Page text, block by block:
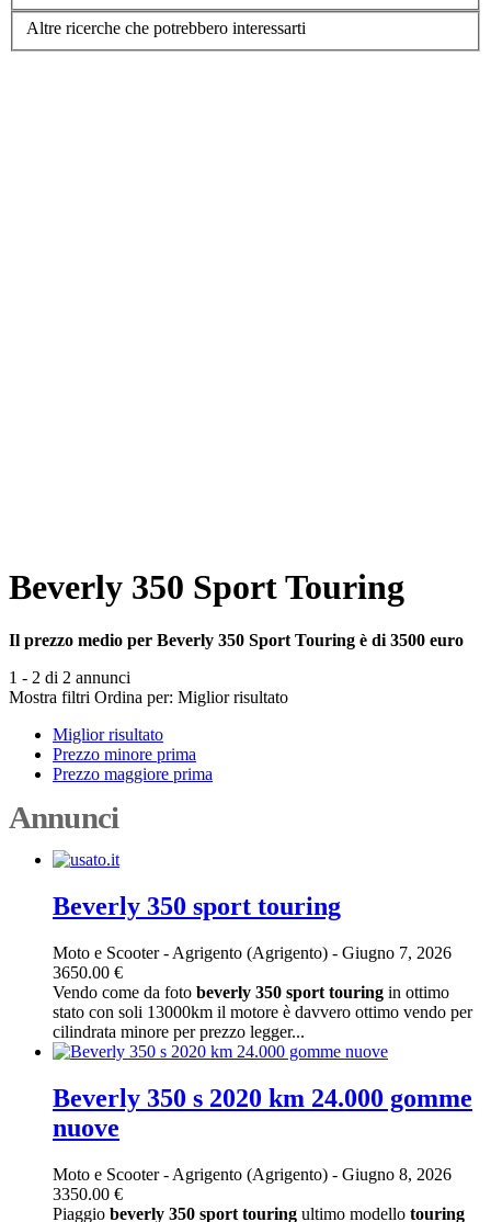
Altre ricerche che potrebbero interessarti
Beverly 350 Sport Touring
Il prezzo medio per Beverly 350 Sport Touring è di 3500 euro
1 - 2 di 2 annunci
Mostra filtri Ordina per: Miglior risultato
Miglior risultato
Prezzo minore prima
Prezzo maggiore prima
Annunci
Beverly 350 sport touring
Moto e Scooter- Agrigento (Agrigento) - Giugno 7, 2026
3650.00 €
Vendo come da foto beverly 350 sport touring in ottimo
stato con soli 13000km il motore è davvero ottimo vendo per
cilindrata minore per prezzo legger...
Beverly 350 s 2020 km 24.000 gomme
nuove
Moto e Scooter- Agrigento (Agrigento) - Giugno 8, 2026
3350.00 €
Piaggio beverly 350 sport touring ultimo modello touring